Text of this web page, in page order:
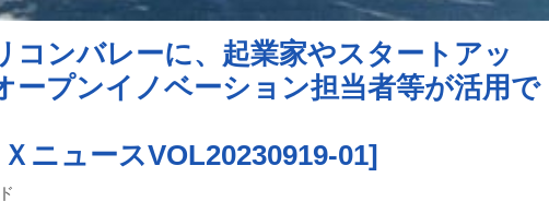
コンバレーに、起業家やスタートアッ
ープンイノベーション担当者等が活用で
ニュースVOL20230919-01]